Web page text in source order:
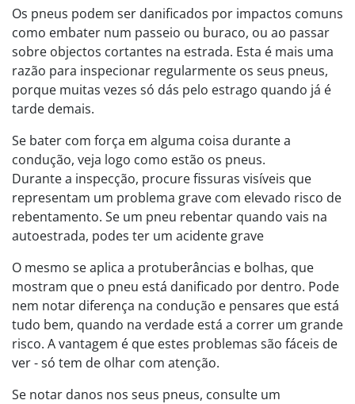
Os pneus podem ser danificados por impactos comuns
como embater num passeio ou buraco, ou ao passar
sobre objectos cortantes na estrada. Esta é mais uma
razão para inspecionar regularmente os seus pneus,
porque muitas vezes só dás pelo estrago quando já é
tarde demais.
Se bater com força em alguma coisa durante a
condução, veja logo como estão os pneus.
Durante a inspecção, procure fissuras visíveis que
representam um problema grave com elevado risco de
rebentamento. Se um pneu rebentar quando vais na
autoestrada, podes ter um acidente grave
O mesmo se aplica a protuberâncias e bolhas, que
mostram que o pneu está danificado por dentro. Pode
nem notar diferença na condução e pensares que está
tudo bem, quando na verdade está a correr um grande
risco. A vantagem é que estes problemas são fáceis de
ver - só tem de olhar com atenção.
Se notar danos nos seus pneus, consulte um